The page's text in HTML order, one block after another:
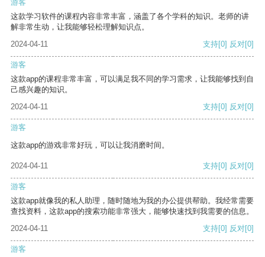
游客
这款学习软件的课程内容非常丰富，涵盖了各个学科的知识。老师的讲
解非常生动，让我能够轻松理解知识点。
2024-04-11
支持[0] 反对[0]
游客
这款app的课程非常丰富，可以满足我不同的学习需求，让我能够找到自
己感兴趣的知识。
2024-04-11
支持[0] 反对[0]
游客
这款app的游戏非常好玩，可以让我消磨时间。
2024-04-11 支持[0] 反对[0]
游客
这款app就像我的私人助理，随时随地为我的办公提供帮助。我经常需要
查找资料，这款app的搜索功能非常强大，能够快速找到我需要的信息。
2024-04-11
支持[0] 反对[0]
游客